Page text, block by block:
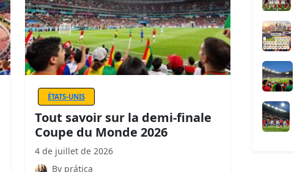
ÉTATS-UNIS
Tout savoir sur la demi-finale
Coupe du Monde 2026
4 de juillet de 2026
By prática